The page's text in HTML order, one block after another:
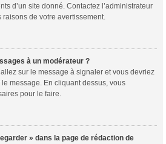
d’un site donné. Contactez l’administrateur
de votre avertissement.
à un modérateur ?
sur le message à signaler et vous devriez
message. En cliquant dessus, vous
pour le faire.
» dans la page de rédaction de